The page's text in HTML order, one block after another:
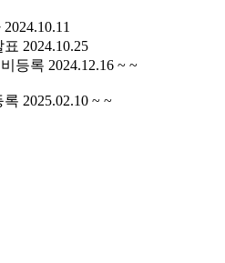
2024.10.11
표 2024.10.25
등록 2024.12.16 ~ ~
록 2025.02.10 ~ ~